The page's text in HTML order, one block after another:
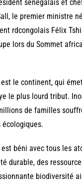
sénégalais et
le premier ministre
rdcongolais Félix
lors du Sommet
est le continent, qui
le plus lourd tribut.
de familles
béni avec tous les
durable, des
biodiversité